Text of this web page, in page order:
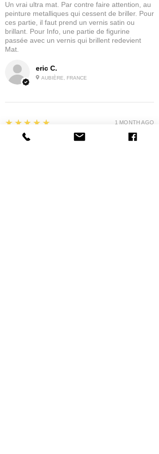
eric C.
AUBIÈRE, FRANCE
Un vrai ultra mat. Par contre faire attention, au
peinture metalliques qui cessent de briller. Pour
ces partie, il faut prend un vernis satin ou
brillant. Pour Info, une partie de figurine
passée avec un vernis qui brillent redevient
Mat.
5
★★★★★
tres bonne
1 MONTH AGO